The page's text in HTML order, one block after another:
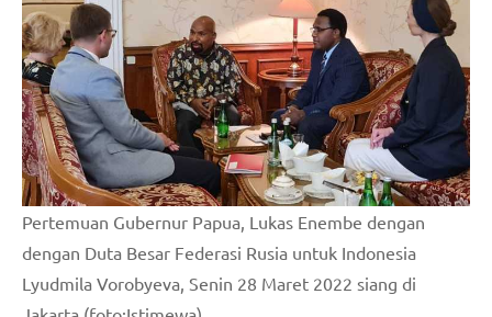
Pertemuan Gubernur Papua, Lukas Enembe dengan
dengan Duta Besar Federasi Rusia untuk Indonesia
Lyudmila Vorobyeva, Senin 28 Maret 2022 siang di